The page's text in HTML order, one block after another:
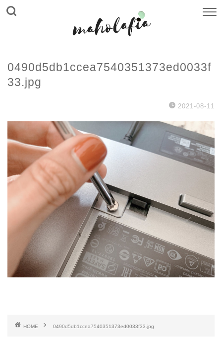
0490d5db1ccea7540351373ed0033f
33.jpg
2021-08-11
HOME 0490d5db1ccea7540351373ed0033f33.jpg